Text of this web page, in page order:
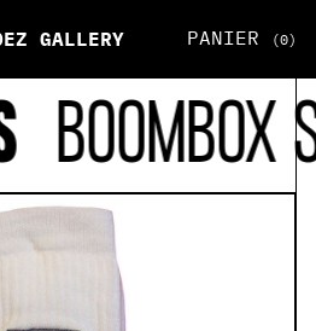
GALLERY PANIER (0)
BOOMBOX